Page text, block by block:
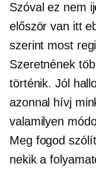
Szóval ez nem
először van itt
szerint most
Szeretnének
történik. Jól
azonnal hívj
valamilyen
Meg fogod
nekik a